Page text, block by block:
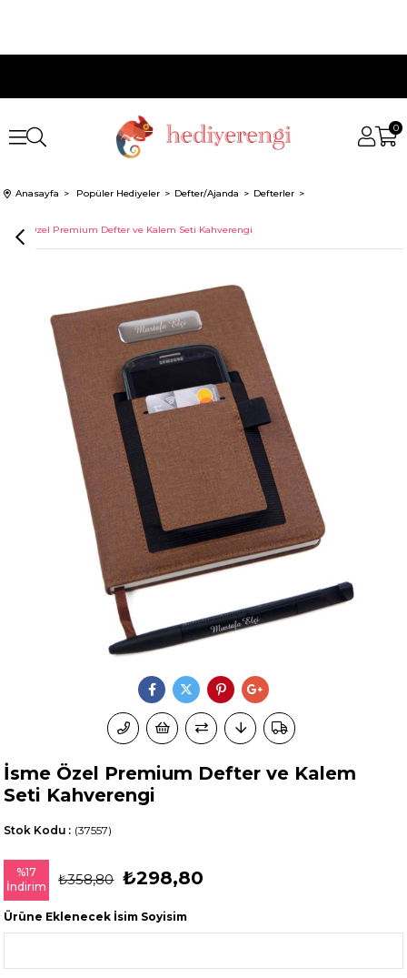
0
Anasayfa Popüler Hediyeler Defter/Ajanda Defterler
İsme Özel Premium Defter ve Kalem Seti Kahverengi
İsme Özel Premium Defter ve Kalem
Seti Kahverengi
(37557)
Stok Kodu
%17
İndirim
₺358,80 ₺298,80
Ürüne Eklenecek İsim Soyisim